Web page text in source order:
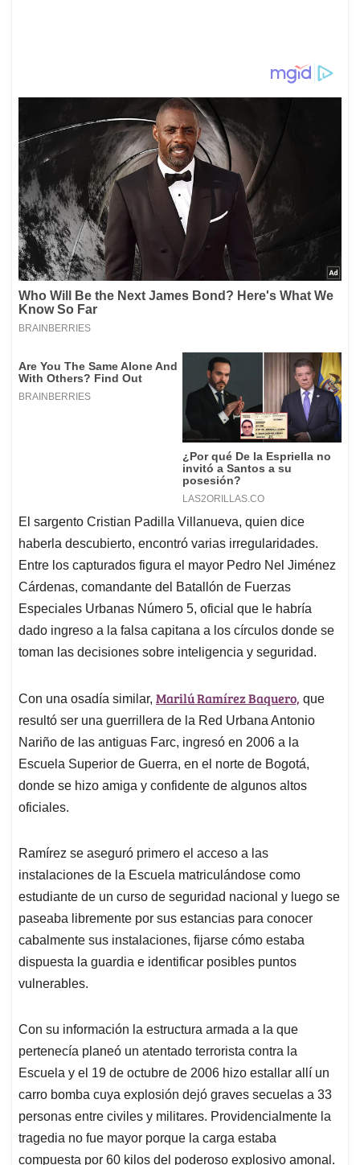
El sargento Cristian Padilla Villanueva, quien dice
haberla descubierto, encontró varias irregularidades.
Entre los capturados figura el mayor Pedro Nel Jiménez
Cárdenas, comandante del Batallón de Fuerzas
Especiales Urbanas Número 5, oficial que le habría
dado ingreso a la falsa capitana a los círculos donde se
toman las decisiones sobre inteligencia y seguridad.
Con una osadía similar, Marilú Ramírez Baquero, que
resultó ser una guerrillera de la Red Urbana Antonio
Nariño de las antiguas Farc, ingresó en 2006 a la
Escuela Superior de Guerra, en el norte de Bogotá,
donde se hizo amiga y confidente de algunos altos
oficiales.
Ramírez se aseguró primero el acceso a las
instalaciones de la Escuela matriculándose como
estudiante de un curso de seguridad nacional y luego se
paseaba libremente por sus estancias para conocer
cabalmente sus instalaciones, fijarse cómo estaba
dispuesta la guardia e identificar posibles puntos
vulnerables.
Con su información la estructura armada a la que
pertenecía planeó un atentado terrorista contra la
Escuela y el 19 de octubre de 2006 hizo estallar allí un
carro bomba cuya explosión dejó graves secuelas a 33
personas entre civiles y militares. Providencialmente la
tragedia no fue mayor porque la carga estaba
compuesta por 60 kilos del poderoso explosivo amonal.